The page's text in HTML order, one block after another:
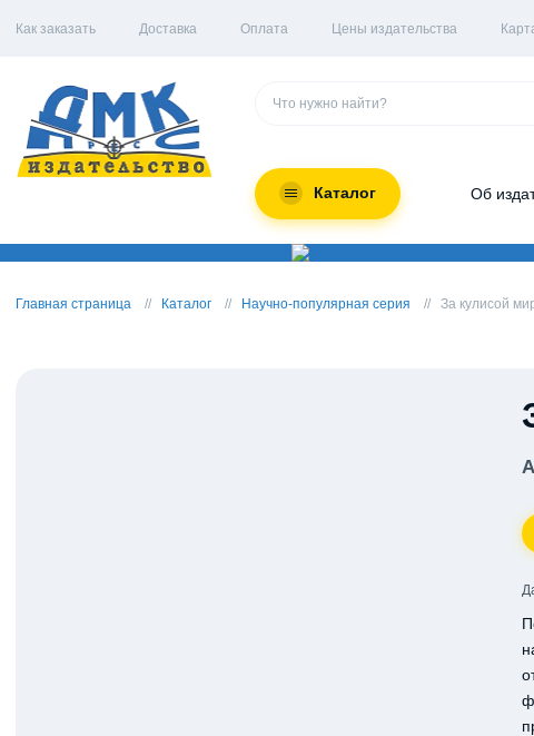
Как заказать Доставка Оплата Цены издательства
Каталог Об
Главная страница Каталог Научно-популярная серия За кулисой